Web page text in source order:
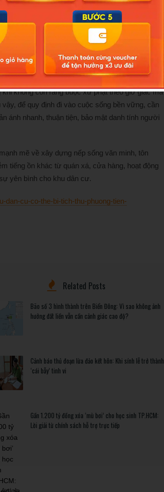
video hoặc lấy ý kiến từ nhiều hộ dân xung
“đúng và trúng” khi bảo vệ quyền được sống
tiếp tục đẩy mạnh tuyên truyền, quy định rõ
không còn ràng buộc xử phạt theo giờ giấc mà
để quy định đi vào cuộc sống bền vững, cần
ánh nhanh, thuận tiện, bảo mật danh tính người
mẽ về xây dựng nếp sống văn minh, tôn
tiếng ồn khác từ quán xá, cửa hàng, hoạt động
yên bình cho khu dân cư.
dan-cu-co-the-bi-tich-thu-phuong-tien-
Related Posts
Bão số 3 hình thành trên Biển Đông: Vì sao không ảnh
hưởng đất liền vẫn cần cảnh giác cao độ?
Cảnh báo thủ đoạn lừa đảo kết hôn: Khi sính lễ trở thành
‘cái bẫy’ tinh vi
Gần 1.200 tỷ đồng xóa ‘mù bơi’ cho học sinh TP.HCM:
Lời giải từ chính sách hỗ trợ trực tiếp